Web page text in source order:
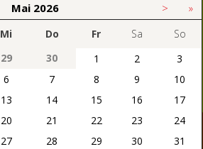
Mai 2026 > »
Mi Do Fr Sa
So
29 30 1 2
3
6 7 8 9
10
13 14 15 16
17
20 21 22 23
24
27 28 29 30 31